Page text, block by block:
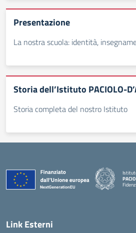
Presentazione
La nostra scuola: identità,
Storia dell’Istituto PACIOLO-
Storia completa del nostro Istituto
Link Esterni